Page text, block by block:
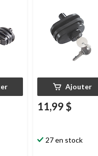
Ajouter
11,99 $
27 en stock